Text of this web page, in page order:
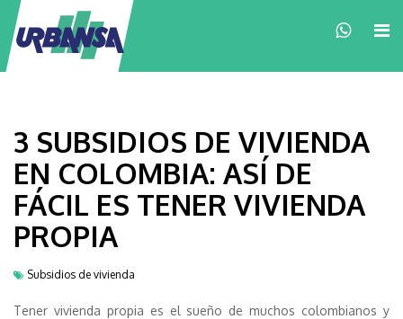
3 SUBSIDIOS DE VIVIENDA
EN COLOMBIA: ASÍ DE
FÁCIL ES TENER VIVIENDA
PROPIA
Subsidios de vivienda
Tener vivienda propia es el sueño de muchos colombianos y